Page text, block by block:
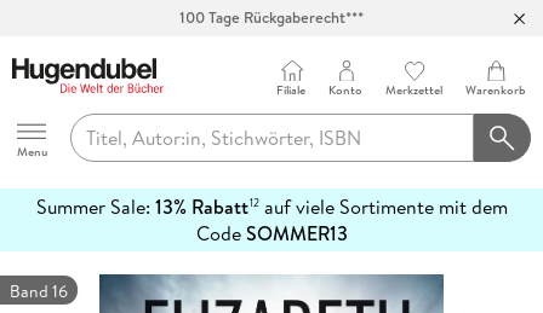
Abholung in über 100 Filialen
Hugendubel
Menu
Filiale Konto Merkzettel Warenkorb
Summer Sale: 13% Rabatt12auf viele Sortimente mit dem
CodeSOMMER13
erfahren
Band 16